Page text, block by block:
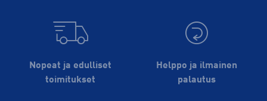
Nopeat ja edulliset
toimitukset
Helppo ja ilmainen
palautus